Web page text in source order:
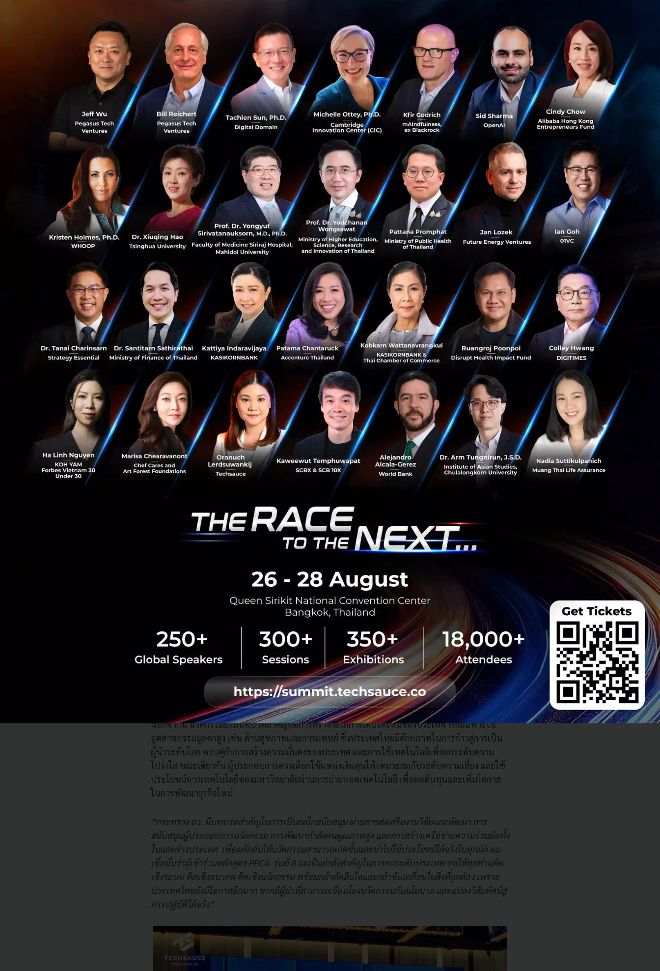
0
0
ดร.สุเมธ ตันติเวชกุล กรรมการและที่ปรึกษาพิเศษอาวุโส มูลนิธิชัยพัฒนา
กล่าวว่า นิยาม
ของ‘ผู้นำ’ในโลกปัจจุบันได้เปลี่ยนไปอย่างสิ้นเชิง ผู้นำยุคนี้ต้องไม่ใช่แค่ผู้บริหารจัดการ แต่ต้อง
เป็น ‘ผู้นำการเปลี่ยนแปลง’ ที่มี‘วิสัยทัศน์’ และ ‘กล้า’ขับเคลื่อนสิ่งใหม่ที่แตกต่างจากเดิม ท่ามกลาง
ความท้าทายที่รวดเร็วและซับซ้อน สิ่งสำคัญที่สุดในการขับเคลื่อนนโยบาย คือ การมองภาพรวมทั้ง
ระบบโดยยึดประโยชน์ส่วนรวมเป็นที่ตั้ง และอาศัยพลังแห่งเครือข่ายความร่วมมือจากทุกภาคส่วน
เพราะการเปลี่ยนแปลงระดับประเทศไม่สามารถสำเร็จได้ด้วยใครเพียงคนเดียว
“หลักสูตร PPCIL เปรียบเสมือนพื้นที่แห่งการบ่มเพาะและพัฒนาผู้นำให้เพียบพร้อมด้วย
‘ความคิดเชิง
นวัตกรรม’และ ‘ความเข้าใจเชิงนโยบาย’
โดยเฉพาะทักษะการสร้างสรรค์นวัตกรรมเชิงนโยบาย ซึ่ง
เป็นเครื่องมือสำคัญในการแก้ไขปัญหาที่มีความซับซ้อน อย่างไรก็ตาม ท่ามกลางความไม่แน่นอนนี้ ขอ
ฝากให้ผู้นำทุกท่านน้อมนำหลักปรัชญาของเศรษฐกิจพอเพียงมาใช้กำกับการตัดสินใจ ความพอเพียง
ไม่ใช่การหยุดพัฒนา แต่คือการก้าวไปข้างหน้าอย่างมีสติ มีเหตุผล และสร้างภูมิคุ้มกันที่แข็งแรงเพื่อ
รับมือกับความเปลี่ยนแปลงของโลกในอนาคต”
ศาสตราจารย์ ดร.ยศชนัน วงศ์สวัสดิ์ รองนายกรัฐมนตรี และรัฐมนตรีว่าการกระทรวงการ
เศรษฐกิจและสังคมอย่างยั่งยืนในปัจจุบัน จำเป็นต้องอาศัยแนวคิดที่มองภาพรวมอย่างเป็นระบบ
ไม่ใช่เพียงการสร้างสรรค์นวัตกรรมในวงจำกัด แต่ต้องสามารถนำไปใช้ได้จริงและสร้างผลกระทบในวง
กว้าง โดยควรปรับเปลี่ยนมุมมองจาก Design Thinking ไปสู่ System Thinking ที่มุ่งแก้ปัญหาที่ต้นเหตุ
พร้อมส่งเสริมแนวทาง Sandbox เพื่อเปิดพื้นที่ทดลองนวัตกรรมและนโยบายในวงจำกัด ก่อนขยายผลสู่
แท้จริง ซึ่งต้องครอบคลุมตั้งแต่การพัฒนาหลักสูตร การสร้างทรัพย์สินทางปัญญา กลไกสนับสนุนจาก
ภาครัฐและเอกชน ตลอดจนการเชื่อมโยงสู่ตลาดในระดับสากล โดยจำเป็นต้องตั้งคำถามให้ชัดเจนว่า
นวัตกรรมที่พัฒนาขึ้นจะมีคุณค่าในบริบทใด สามารถต่อยอดเชิงพาณิชย์ในประเทศใด และสร้างผลก
ระทบทางเศรษฐกิจและสังคมได้อย่างไร
รองนายกฯ และ รมว.อว. กล่าวต่อว่า ในโลกที่มีการเปลี่ยนแปลงอย่างรวดเร็ว ทักษะเดิมอาจล้าสมัยได้ในเวลาอัน
สั้น ทุกคนจึงต้องพัฒนาและปรับทักษะอย่างต่อเนื่อง โดยมหาวิทยาลัยควรปรับบทบาทเป็นศูนย์กลางการเรียนรู้
ตลอดชีวิต รองรับคนทุกช่วงวัย และตอบโจทย์โลกยุคใหม่ ควบคู่กับการเปิดรับโอกาสใหม่ กล้าก้าวออกจากกรอบ
เดิม และเชื่อมโยงเข้าสู่ระบบนิเวศนวัตกรรมในระดับโลก
นอกจากนี้ นวัตกรรมยังมีบทบาทสำคัญต่อการสร้างกลไกการเติบโตใหม่ของประเทศ โดยเฉพาะใน
อุตสาหกรรมมูลค่าสูง เช่น ด้านสุขภาพและการแพทย์ ซึ่งประเทศไทยมีศักยภาพในการก้าวสู่การเป็น
ผู้นำระดับโลก ควบคู่กับการสร้างความมั่นคงของประเทศ และการใช้เทคโนโลยีเพื่อยกระดับความ
โปร่งใส ขณะเดียวกัน ผู้ประกอบการควรเลือกใช้แหล่งเงินทุนให้เหมาะสมกับระดับความเสี่ยง และใช้
ประโยชน์จากเทคโนโลยีของมหาวิทยาลัยผ่านการถ่ายทอดเทคโนโลยี เพื่อลดต้นทุนและเพิ่มโอกาส
ในการพัฒนาธุรกิจใหม่
“กระทรวง อว. มีบทบาทสำคัญในการเป็นกลไกสนับสนุน ผ่านการส่งเสริมงานวิจัยและพัฒนา การ
สนับสนุนผู้ประกอบการนวัตกรรม การพัฒนากำลังคนคุณภาพสูง และการสร้างเครือข่ายความร่วมมือทั้ง
ในและต่างประเทศ เพื่อผลักดันให้นวัตกรรมสามารถเกิดขึ้นและนำไปใช้ประโยชน์ได้จริงในทุกมิติ ผม
เชื่อมั่นว่าผู้เข้าร่วมหลักสูตร PPCIL รุ่นที่ 8 จะเป็นกำลังสำคัญในการยกระดับประเทศ ขอให้ทุกท่านคิด
เชิงระบบ คิดเชิงอนาคต คิดเชิงนวัตกรรม พร้อมกล้าตัดสินใจและกล้าขับเคลื่อนในสิ่งที่ถูกต้อง เพราะ
ประเทศไทยยังมีโอกาสอีกมาก หากมีผู้นำที่สามารถเชื่อมโยงนวัตกรรมกับนโยบาย และแปลงวิสัยทัศน์สู่
การปฏิบัติได้จริง”